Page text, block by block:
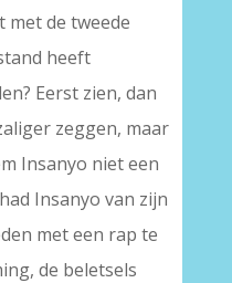
met de tweede
heeft
Eerst zien, dan
zeggen, maar
Insanyo niet een
Insanyo van zijn
met een rap te
de beletsels